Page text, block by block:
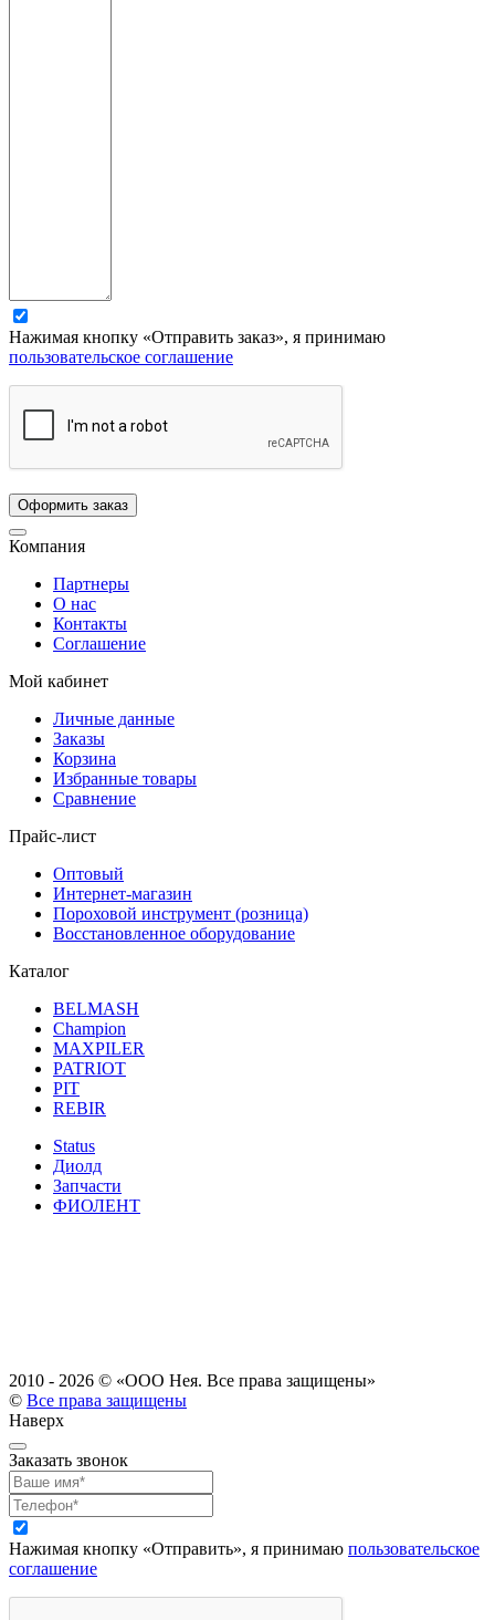
Нажимая кнопку «Отправить заказ», я принимаю
пользовательское соглашение
Компания
Партнеры
О нас
Контакты
Соглашение
Мой кабинет
Личные данные
Заказы
Корзина
Избранные товары
Сравнение
Прайс-лист
Оптовый
Интернет-магазин
Пороховой инструмент (розница)
Восстановленное оборудование
Каталог
BELMASH
Champion
MAXPILER
PATRIOT
PIT
REBIR
Status
Диолд
Запчасти
ФИОЛЕНТ
2010 - 2026 © «ООО Нея. Все права защищены»
© Все права защищены
Наверх
Заказать звонок
Нажимая кнопку «Отправить», я принимаю пользовательское
соглашение